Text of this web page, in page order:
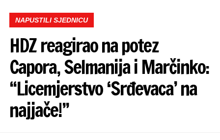
NAPUSTILI SJEDNICU
HDZ reagirao na potez
Capora, Selmanija i Marčinko:
“Licemjerstvo ‘Srđevaca’ na
najjače!”